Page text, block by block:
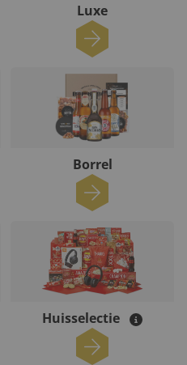
Luxe
Borrel
Huisselectie